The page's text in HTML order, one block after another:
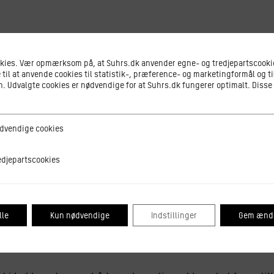
smag og læring med kartoffelavler Leon Johansen fra
hav af forskellige kartoffelsorter – langt flere end vi
da vi begyndte at bruge traktorer og maskiner i
mange af de gamle sorter i jorden, og i samarbejde
og opkvalificerer dem til brug i køkkenet og til
få tips til dyrkning og produktion af kartofler,
sorter.
Vær opmærksom på, at Suhrs.dk anvender egne- og
til at anvende cookies til statistik-, præference- og marketingformål og
Udvalgte cookies er nødvendige for at Suhrs.dk fungerer optimalt.
cookiescookies
Kun nødvendige Indstillinger Gem